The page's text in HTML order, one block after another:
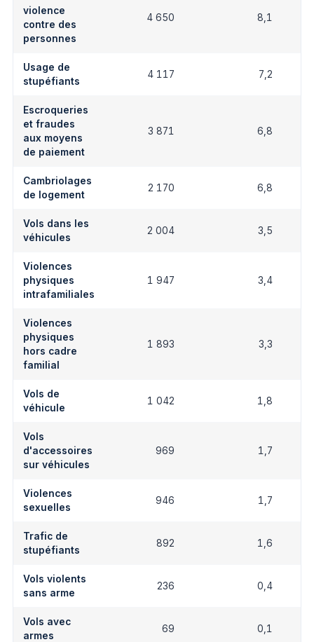
violence
contre des
personnes
4 650 8,1
Usage de
stupéfiants
4 117 7,2
Escroqueries
et fraudes
aux moyens
de paiement
3 871 6,8
Cambriolages
de logement
2 170 6,8
Vols dans les
véhicules
2 004 3,5
Violences
physiques
intrafamiliales
1 947 3,4
Violences
physiques
hors cadre
familial
1 893 3,3
Vols de
véhicule
1 042 1,8
Vols
d'accessoires
sur véhicules
969 1,7
Violences
sexuelles
946 1,7
Trafic de
stupéfiants
892 1,6
Vols violents
sans arme
236 0,4
Vols avec
armes
69 0,1